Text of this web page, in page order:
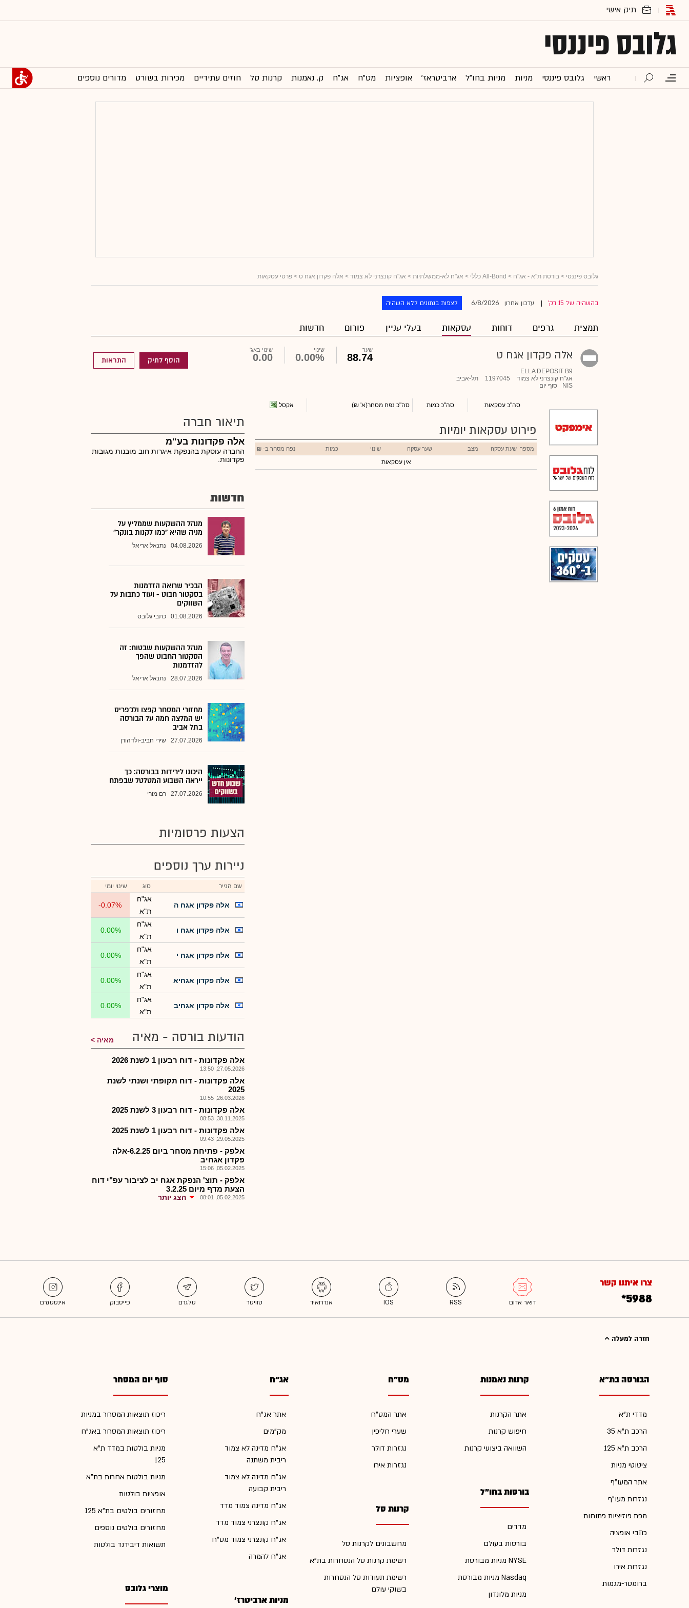
גלובס פיננסי
ראשי גלובס פיננסי מניות מניות בחו"ל ארביטראז' אופציות מט"ח אג"ח ק. נאמנות קרנות סל חוזים עתידיים מכירות בשורט מדורים נוספים
גלובס פיננסי > בורסת ת"א - אג"ח > All-Bond כללי > אג"ח לא-ממשלתיות > אג"ח קונצרני לא צמוד > אלה פקדון אגח ט > פרטי עסקאות
בהשהיה של 15 דק' עדכון אחרון 6/8/2026 לצפות בנתונים ללא השהיה
תמצית גרפים דוחות עסקאות בעלי עניין פורום חדשות
אלה פקדון אגח ט
ELLA DEPOSIT B9
אג"ח קונצרני לא צמוד
1197045
תל-אביב
NIS
סוף יום
שער
88.74
שינוי
0.00%
שינוי באג'
0.00 הוסף לתיק התראות
סה"כ עסקאות סה"כ כמות סה"כ נפח מסחר(א' ₪) אקסל
פירוט עסקאות יומיות
מספר שעת עסקה מצב שער עסקה שינוי כמות נפח מסחר ב- ₪
אין עסקאות
תיאור חברה
אלה פקדונות בע"מ
החברה עוסקת בהנפקת איגרות חוב מובנות מגובות
פקדונות.
חדשות
מנהל ההשקעות שממליץ על
מניה שהיא "כמו לקנות בונקר"
04.08.2026 נתנאל אריאל
הבכיר שרואה הזדמנות
בסקטור חבוט - ועוד כתבות על
השווקים
01.08.2026 כתבי גלובס
מנהל ההשקעות שבטוח: זה
הסקטור החבוט שהפך
להזדמנות
28.07.2026 נתנאל אריאל
מחזורי המסחר קפצו ולג'פריס
יש המלצה חמה על הבורסה
בתל אביב
27.07.2026 שירי חביב-ולדהורן
היכונו לירידות בבורסה: כך
ייראה השבוע המטלטל שבפתח
27.07.2026 רם מורי
הצעות פרסומיות
ניירות ערך נוספים
שם הנייר סוג שינוי יומי
אלה פקדון אגח ה
אג"ח
ת"א
-0.07%
אלה פקדון אגח ו
אג"ח
ת"א
0.00%
אלה פקדון אגח י
אג"ח
ת"א
0.00%
אלה פקדון אגחיא
אג"ח
ת"א
0.00%
אלה פקדון אגחיב
אג"ח
ת"א
0.00%
הודעות בורסה - מאיה מאיה
אלה פקדונות - דוח רבעון 1 לשנת 2026
27.05.2026, 13:50
אלה פקדונות - דוח תקופתי ושנתי לשנת
2025
26.03.2026, 10:55
אלה פקדונות - דוח רבעון 3 לשנת 2025
30.11.2025, 08:53
אלה פקדונות - דוח רבעון 1 לשנת 2025
29.05.2025, 09:43
אלפק - פתיחת מסחר ביום 6.2.25-אלה
פקדון אגחיב
05.02.2025, 15:06
אלפק - תוצ' הנפקת אגח יב לציבור עפ"י דוח
הצעת מדף מיום 3.2.25
05.02.2025, 08:01 הצג יותר
צרו איתנו קשר
*5988
חזרה למעלה
הבורסה בת"א
מדדי ת"א
הרכב ת"א 35
הרכב ת"א 125
ציטוטי מניות
אתר המעו"ף
נגזרות מעו"ף
מפת פוזיציות פתוחות
כתבי אופציה
נגזרות דולר
נגזרות אירו
ברומטר-מגמות
קרנות נאמנות
אתר הקרנות
חיפוש קרנות
השוואה ביצועי קרנות
בורסות בחו"ל
מדדים
בורסות בעולם
מניות מבורסת NYSE
מניות מבורסת Nasdaq
מניות מלונדון
מט"ח
אתר המט"ח
שערי חליפין
נגזרות דולר
נגזרות אירו
קרנות סל
מחשבונים לקרנות סל
רשימת קרנות סל הנסחרות בת"א
רשימת תעודות סל הנסחרות
בשוקי עולם
אג"ח
אתר אג"ח
מק"מים
אג"ח מדינה לא צמוד
ריבית משתנה
אג"ח מדינה לא צמוד
ריבית קבועה
אג"ח מדינה צמוד מדד
אג"ח קונצרני צמוד מדד
אג"ח קונצרני צמוד מט"ח
אג"ח להמרה
מניות ארביטרז'
סוף יום המסחר
ריכוז תוצאות המסחר במניות
ריכוז תוצאות המסחר באג"ח
מניות בולטות במדד ת"א
125
מניות בולטות אחרות בת"א
אופציות בולטות
מחזורים בולטים בת"א 125
מחזורים בולטים נוספים
תשואות דיבידנד בולטות
מוצרי גלובס